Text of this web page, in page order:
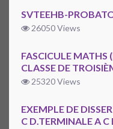
SVTEEHB-
26050 Views
FASCICULE MATHS
CLASSE DE
25320 Views
EXEMPLE DE
C D.TERMINALE A C